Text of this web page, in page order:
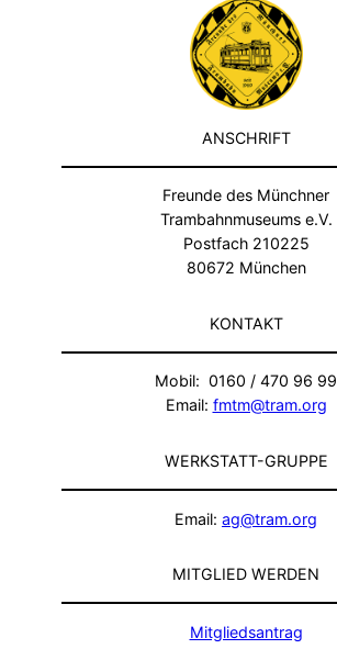
ANSCHRIFT
Freunde des Münchner
Trambahnmuseums e.V.
Postfach 210225
80672 München
KONTAKT
Mobil: 0160 / 470 96 99
Email: fmtm@tram.org
WERKSTATT-GRUPPE
Email: ag@tram.org
MITGLIED WERDEN
Mitgliedsantrag